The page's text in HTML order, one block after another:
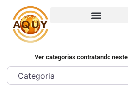
Ver categorias contratando